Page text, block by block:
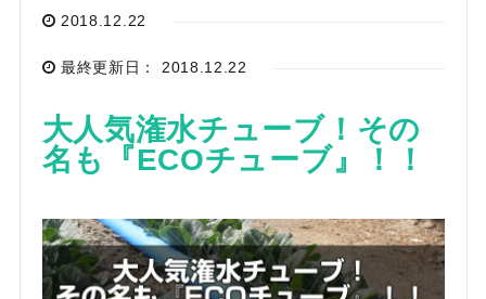
2018.12.22
最終更新日： 2018.12.22
大人気潅水チューブ！その
名も『ECOチューブ』！！